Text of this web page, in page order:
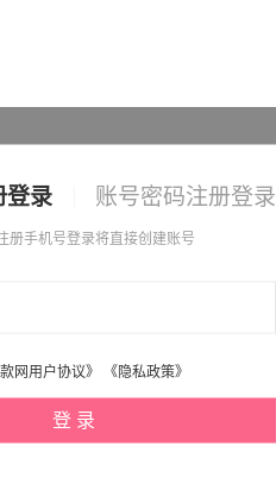
登录 账号密码注册登录
册手机号登录将直接创建账号
款网用户协议》 《隐私政策》